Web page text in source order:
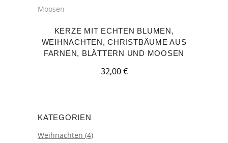
KERZE MIT ECHTEN BLUMEN,
WEIHNACHTEN, CHRISTBÄUME AUS
FARNEN, BLÄTTERN UND MOOSEN
32,00€
KATEGORIEN
Weihnachten (4)